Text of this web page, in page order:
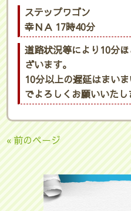
ステップワゴン
幸ＮＡ 17時40分
道路状況等により10分
ざいます。
10分以上の遅延はまい
でよろしくお願いいたし
« 前のページ